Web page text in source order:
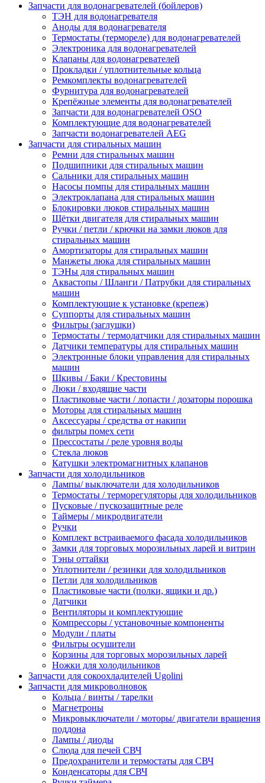
Запчасти для водонагревателей (бойлеров)
ТЭН для водонагревателя
Аноды для водонагревателя
Термостаты (термореле) для водонагревателей
Электроника для водонагревателей
Клапаны для водонагревателей
Прокладки / уплотнительные кольца
Ремкомплекты водонагревателей
Фурнитура для водонагревателей
Крепёжные элементы для водонагревателей
Запчасти для водонагревателей OSO
Комплектующие для водонагревателей
Запчасти водонагревателей AEG
Запчасти для стиральных машин
Ремни для стиральных машин
Подшипники для стиральных машин
Сальники для стиральных машин
Насосы помпы для стиральных машин
Электроклапана для стиральных машин
Блокировки люков стиральных машин
Щётки двигателя для стиральных машин
Ручки / петли / крючки на замки люков для
стиральных машин
Амортизаторы для стиральных машин
Манжеты люка для стиральных машин
ТЭНы для стиральных машин
Аквастопы / Шланги / Патрубки для стиральных
машин
Комплектующие к установке (крепеж)
Суппорты для стиральных машин
Фильтры (заглушки)
Термостаты / термодатчики для стиральных машин
Датчики температуры для стиральных машин
Электронные блоки управления для стиральных
машин
Шкивы / Баки / Крестовины
Люки / входящие части
Пластиковые части / лопасти / дозаторы порошка
Моторы для стиральных машин
Аксессуары / средства от накипи
фильтры помех сети
Прессостаты / реле уровня воды
Стекла люков
Катушки электромагнитных клапанов
Запчасти для холодильников
Лампы/ выключатели для холодильников
Термостаты / терморегуляторы для холодильников
Пусковые / пускозащитные реле
Таймеры / микродвигатели
Ручки
Комплект встраиваемого фасада холодильников
Замки для торговых морозильных ларей и витрин
Тэны оттайки
Уплотнители / резинки для холодильников
Петли для холодильников
Пластиковые части (полки, ящики и др.)
Датчики
Вентиляторы и комплектующие
Компрессоры / установочные компоненты
Модули / платы
Фильтры осушители
Корзины для торговых морозильных ларей
Ножки для холодильников
Запчасти для сокоохладителей Ugolini
Запчасти для микроволновок
Кольца / винты / тарелки
Магнетроны
Микровыключатели / моторы/ двигатели вращения
поддона
Лампы / диоды
Слюда для печей СВЧ
Предохранители и термостаты для СВЧ
Конденсаторы для СВЧ